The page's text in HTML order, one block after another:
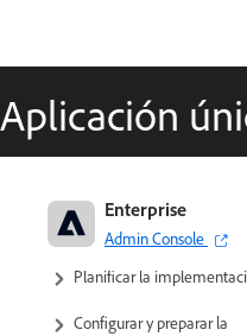
Aplicación
Enterprise
Admin Console
Adobe para empresas y
Guía de administración
Planificar la
Configurar y preparar la